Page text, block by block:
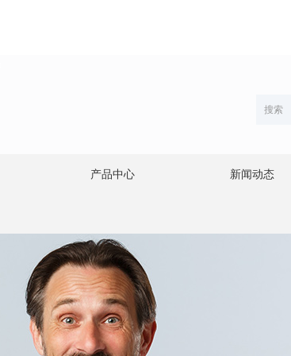
产品中心 新闻动态